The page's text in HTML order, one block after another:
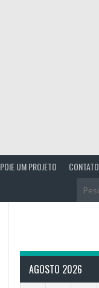
UM PROJETO CONTATO
AGOSTO 2026